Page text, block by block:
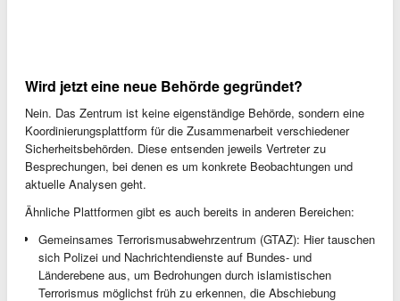
Wird jetzt eine neue Behörde gegründet?
Nein. Das Zentrum ist keine eigenständige Behörde, sondern eine
Koordinierungsplattform für die Zusammenarbeit verschiedener
Sicherheitsbehörden. Diese entsenden jeweils Vertreter zu
Besprechungen, bei denen es um konkrete Beobachtungen und
aktuelle Analysen geht.
Ähnliche Plattformen gibt es auch bereits in anderen Bereichen:
Gemeinsames Terrorismusabwehrzentrum (GTAZ): Hier tauschen
sich Polizei und Nachrichtendienste auf Bundes- und
Länderebene aus, um Bedrohungen durch islamistischen
Terrorismus möglichst früh zu erkennen, die Abschiebung